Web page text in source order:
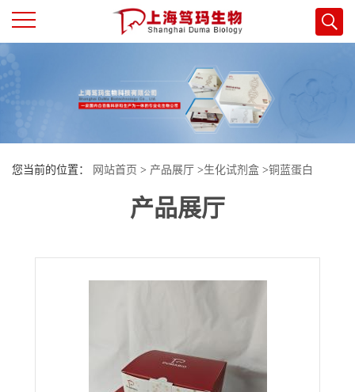
页
司
您当前的位置： 网站首页 > 产品展厅 >生化试剂盒 >铜蓝蛋白
(Ceruloplasmin，Cp)测定试剂盒产品展厅